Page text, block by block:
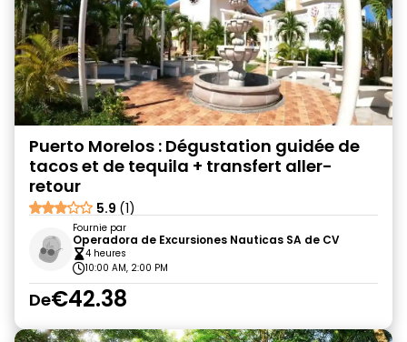
Puerto Morelos : Dégustation guidée de
tacos et de tequila + transfert aller-
retour
5.9 (1)
Fournie par
Operadora de Excursiones Nauticas SA de CV
4 heures
10:00 AM, 2:00 PM
De€42.38